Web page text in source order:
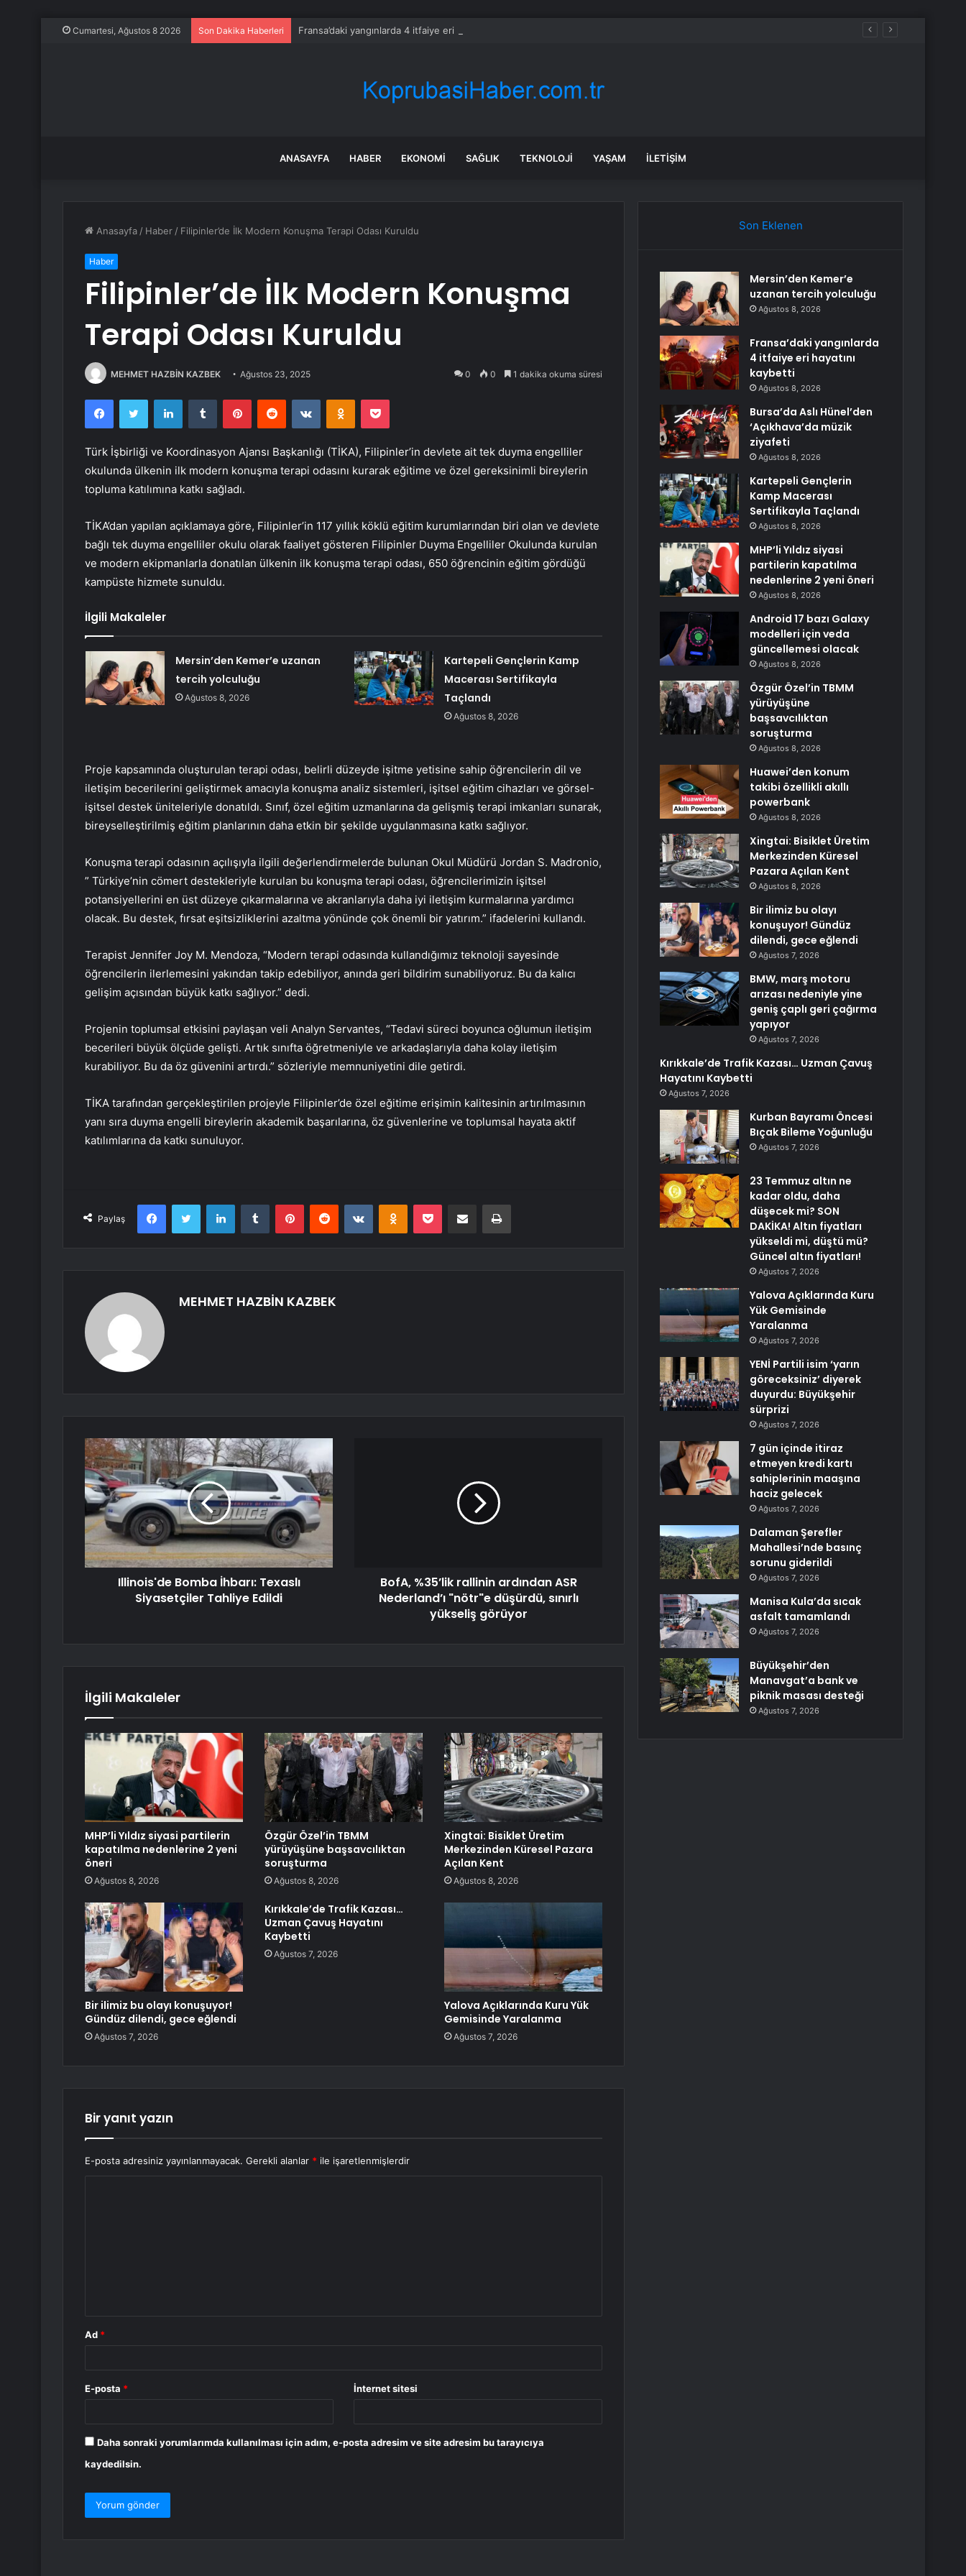
Cumartesi, Ağustos 8 2026 Son Dakika Haberleri Fransa’daki yangınlarda 4 itfaiye eri hayatını kaybetti
ANASAYFA HABER EKONOMI SAĞLIK TEKNOLOJI YAŞAM İLETIŞIM
Anasayfa / Haber / Filipinler’de İlk Modern Konuşma Terapi Odası Kuruldu
Haber
Filipinler’de İlk Modern Konuşma
Terapi Odası Kuruldu
MEHMET HAZBİN KAZBEK Ağustos 23, 2025 0 0 1 dakika okuma süresi
FacebookTwitter LinkedInTumblr PinterestReddit VKontakteOdnoklassniki
Pocket
Türk İşbirliği ve Koordinasyon Ajansı Başkanlığı (TİKA), Filipinler’in devlete ait tek duyma engelliler
okulunda ülkenin ilk modern konuşma terapi odasını kurarak eğitime ve özel gereksinimli bireylerin
topluma katılımına katkı sağladı.
TİKA’dan yapılan açıklamaya göre, Filipinler’in 117 yıllık köklü eğitim kurumlarından biri olan ve devlete
bağlı tek duyma engelliler okulu olarak faaliyet gösteren Filipinler Duyma Engelliler Okulunda kurulan
ve modern ekipmanlarla donatılan ülkenin ilk konuşma terapi odası, 650 öğrencinin eğitim gördüğü
kampüste hizmete sunuldu.
İlgili Makaleler
Mersin’den Kemer’e uzanan
tercih yolculuğu
Ağustos 8, 2026
Kartepeli Gençlerin Kamp
Macerası Sertifikayla
Taçlandı
Ağustos 8, 2026
Proje kapsamında oluşturulan terapi odası, belirli düzeyde işitme yetisine sahip öğrencilerin dil ve
iletişim becerilerini geliştirmek amacıyla konuşma analiz sistemleri, işitsel eğitim cihazları ve görsel-
işitsel destek üniteleriyle donatıldı. Sınıf, özel eğitim uzmanlarına da gelişmiş terapi imkanları sunarak,
bireyselleştirilmiş eğitim planlarının daha etkin bir şekilde uygulanmasına katkı sağlıyor.
Konuşma terapi odasının açılışıyla ilgili değerlendirmelerde bulunan Okul Müdürü Jordan S. Madronio,
” Türkiye’nin cömert destekleriyle kurulan bu konuşma terapi odası, öğrencilerimizin işitsel
potansiyellerini en üst düzeye çıkarmalarına ve akranlarıyla daha iyi iletişim kurmalarına yardımcı
olacak. Bu destek, fırsat eşitsizliklerini azaltma yönünde çok önemli bir yatırım.” ifadelerini kullandı.
Terapist Jennifer Joy M. Mendoza, “Modern terapi odasında kullandığımız teknoloji sayesinde
öğrencilerin ilerlemesini yakından takip edebiliyor, anında geri bildirim sunabiliyoruz. Bu da kalıcı
gelişim açısından büyük katkı sağlıyor.” dedi.
Projenin toplumsal etkisini paylaşan veli Analyn Servantes, “Tedavi süreci boyunca oğlumun iletişim
becerileri büyük ölçüde gelişti. Artık sınıfta öğretmeniyle ve arkadaşlarıyla daha kolay iletişim
kurabiliyor. Bu da öz güvenini artırdı.” sözleriyle memnuniyetini dile getirdi.
TİKA tarafından gerçekleştirilen projeyle Filipinler’de özel eğitime erişimin kalitesinin artırılmasının
yanı sıra duyma engelli bireylerin akademik başarılarına, öz güvenlerine ve toplumsal hayata aktif
katılımlarına da katkı sunuluyor.
Paylaş
FacebookTwitter LinkedInTumblr PinterestReddit VKontakteOdnoklassniki
Pocket E-Posta ile paylaş Yazdır
MEHMET HAZBİN KAZBEK
Illinois'de Bomba İhbarı: Texaslı
Siyasetçiler Tahliye Edildi
BofA, %35’lik rallinin ardından ASR
Nederland’ı "nötr"e düşürdü, sınırlı
yükseliş görüyor
İlgili Makaleler
MHP’li Yıldız siyasi partilerin
kapatılma nedenlerine 2 yeni
öneri
Ağustos 8, 2026
Özgür Özel’in TBMM
yürüyüşüne başsavcılıktan
soruşturma
Ağustos 8, 2026
Xingtai: Bisiklet Üretim
Merkezinden Küresel Pazara
Açılan Kent
Ağustos 8, 2026
Bir ilimiz bu olayı konuşuyor!
Gündüz dilendi, gece eğlendi
Ağustos 7, 2026
Kırıkkale’de Trafik Kazası…
Uzman Çavuş Hayatını
Kaybetti
Ağustos 7, 2026
Yalova Açıklarında Kuru Yük
Gemisinde Yaralanma
Ağustos 7, 2026
Bir yanıt yazın
E-posta adresiniz yayınlanmayacak. Gerekli alanlar * ile işaretlenmişlerdir
Ad *
E-posta * İnternet sitesi
Daha sonraki yorumlarımda kullanılması için adım, e-posta adresim ve site adresim bu tarayıcıya
kaydedilsin.
Son Eklenen
Mersin’den Kemer’e
uzanan tercih yolculuğu
Ağustos 8, 2026
Fransa’daki yangınlarda
4 itfaiye eri hayatını
kaybetti
Ağustos 8, 2026
Bursa’da Aslı Hünel’den
‘Açıkhava’da müzik
ziyafeti
Ağustos 8, 2026
Kartepeli Gençlerin
Kamp Macerası
Sertifikayla Taçlandı
Ağustos 8, 2026
MHP’li Yıldız siyasi
partilerin kapatılma
nedenlerine 2 yeni öneri
Ağustos 8, 2026
Android 17 bazı Galaxy
modelleri için veda
güncellemesi olacak
Ağustos 8, 2026
Özgür Özel’in TBMM
yürüyüşüne
başsavcılıktan
soruşturma
Ağustos 8, 2026
Huawei’den konum
takibi özellikli akıllı
powerbank
Ağustos 8, 2026
Xingtai: Bisiklet Üretim
Merkezinden Küresel
Pazara Açılan Kent
Ağustos 8, 2026
Bir ilimiz bu olayı
konuşuyor! Gündüz
dilendi, gece eğlendi
Ağustos 7, 2026
BMW, marş motoru
arızası nedeniyle yine
geniş çaplı geri çağırma
yapıyor
Ağustos 7, 2026
Kırıkkale’de Trafik Kazası… Uzman Çavuş
Hayatını Kaybetti
Ağustos 7, 2026
Kurban Bayramı Öncesi
Bıçak Bileme Yoğunluğu
Ağustos 7, 2026
23 Temmuz altın ne
kadar oldu, daha
düşecek mi? SON
DAKİKA! Altın fiyatları
yükseldi mi, düştü mü?
Güncel altın fiyatları!
Ağustos 7, 2026
Yalova Açıklarında Kuru
Yük Gemisinde
Yaralanma
Ağustos 7, 2026
YENİ Partili isim ‘yarın
göreceksiniz’ diyerek
duyurdu: Büyükşehir
sürprizi
Ağustos 7, 2026
7 gün içinde itiraz
etmeyen kredi kartı
sahiplerinin maaşına
haciz gelecek
Ağustos 7, 2026
Dalaman Şerefler
Mahallesi’nde basınç
sorunu giderildi
Ağustos 7, 2026
Manisa Kula’da sıcak
asfalt tamamlandı
Ağustos 7, 2026
Büyükşehir’den
Manavgat’a bank ve
piknik masası desteği
Ağustos 7, 2026